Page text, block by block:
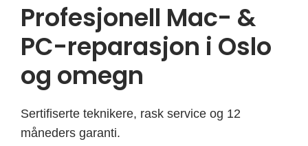
Profesjonell Mac- &
PC-reparasjon i Oslo
og omegn
Sertifiserte teknikere, rask service og 12
måneders garanti.